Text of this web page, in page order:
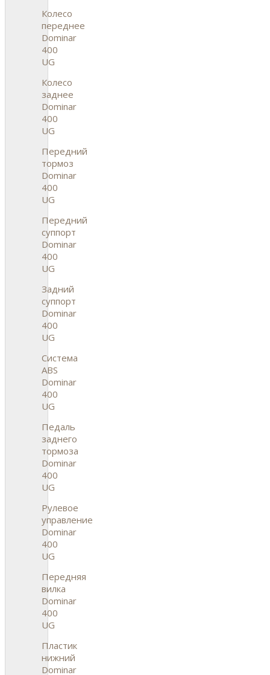
Колесо
переднее
Dominar
400
UG
Колесо
заднее
Dominar
400
UG
Передний
тормоз
Dominar
400
UG
Передний
суппорт
Dominar
400
UG
Задний
суппорт
Dominar
400
UG
Система
ABS
Dominar
400
UG
Педаль
заднего
тормоза
Dominar
400
UG
Рулевое
управление
Dominar
400
UG
Передняя
вилка
Dominar
400
UG
Пластик
нижний
Dominar